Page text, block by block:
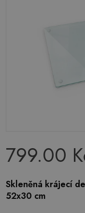
799.00
Skleněná krájecí
52x30 cm